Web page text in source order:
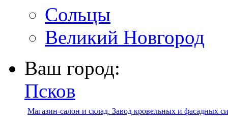
Сольцы
Великий Новгород
Ваш город:
Псков
Магазин-салон и склад. Завод кровельных и фасадных